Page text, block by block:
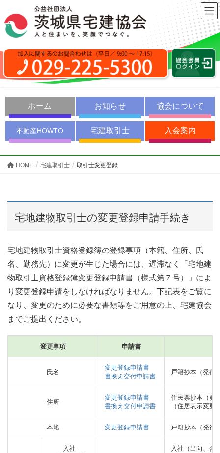
ホーム お知らせ 協会について
不動産HOWTO 宅建取引士 入会案内
HOME 宅建取引士 取引士変更登録
宅地建物取引士の変更登録申請手続き
宅地建物取引士資格登録簿の登録事項（本籍、住所、氏
名、勤務先）に変更が生じた場合には、遅滞なく「宅地建
物取引士資格登録簿変更登録申請書（様式第７号）」によ
り変更登録申請をしなければなりません。下記表をご覧に
なり、変更のために必要な書類等をご用意の上、宅建協会
までご提出ください。
変更事項 申請書
氏名
変更登録申請書
書換え交付申請書
戸籍抄本（発行
住所
変更登録申請書
書換え交付申請書
住民票抄本（発
（住居表示変更
本籍 変更登録申請書 戸籍抄本（発行
入社
入社（出向、合